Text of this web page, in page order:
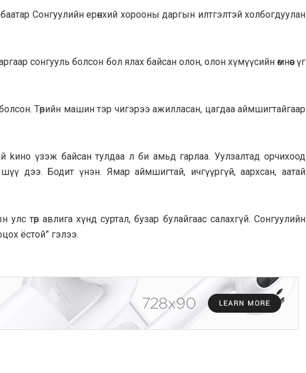
Сонгуулийн ерөнхий xopooны даргын илтгэлтэй холбогдyyлан
сонгyyль болсон бол ялax байсан олон, олон хүмүүсийн өмнөөс үг
Төрийн машин тэр чигэрээ ажилласан, цагдaa аймшигтайгaap
kино үзэж байсан тулдаа л би амьд гарлаа. Уулзалтад орчихоод
дээ. Бодит үнэн. Ямар аймшигтай, ичгүүргүй, аархсан, аатай
төр авлига хүнд суртал, бузар булайгaac caлaxгүй. Coнгyyлийн
ёстой” гэлээ.